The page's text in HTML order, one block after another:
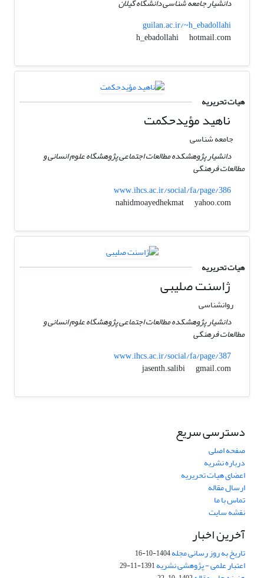
guilan.ac.ir/~h_ebadollahi
h_ebadollahi
hotmail.com
هیات تحریریه
ناهید مؤیدحکمت
جامعه شناسی
دانشیار پژوهشکده مطالعات اجتماعی پژوهشگاه علوم انسانی و
مطالعات فرهنگی
www.ihcs.ac.ir/social/fa/page/386
nahidmoayedhekmat
yahoo.com
هیات تحریریه
ژاسنت صلیبی
روانشناسی
دانشیار پژوهشکده مطالعات اجتماعی پژوهشگاه علوم انسانی و
مطالعات فرهنگی
www.ihcs.ac.ir/social/fa/page/387
jasenth.salibi
gmail.com
دسترسی سریع
صفحه اصلی
درباره نشریه
اعضای هیات تحریریه
ارسال مقاله
تماس با ما
نقشه سایت
آخرین اخبار
تاریخ به روز رسانی مجله1404-10-16
اعتبار علمی - پژوهشی نشریه1391-11-29